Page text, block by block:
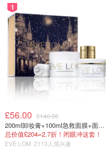
1
£56.00 £140.00
200ml卸妆膏+100ml急救面膜+面霜+洁颜布
总价值£204=2.7折！闭眼冲这套！
EVE LOM 2113人感兴趣